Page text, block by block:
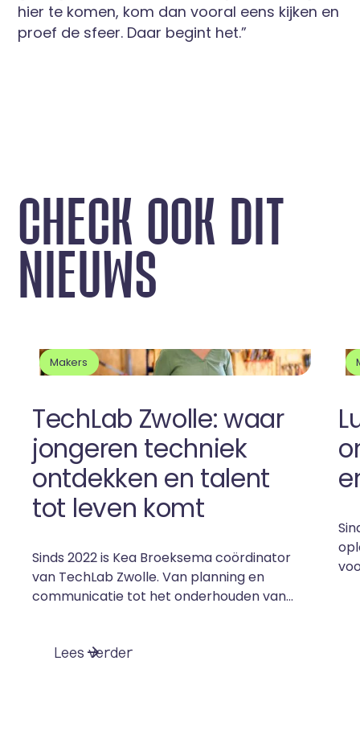
hier te komen, kom dan vooral eens kijken en
proef de sfeer. Daar begint het.”
CHECK OOK DIT
NIEUWS
Makers
TechLab Zwolle: waar
jongeren techniek
ontdekken en talent
tot leven komt
Sinds 2022 is Kea Broeksema coördinator
van TechLab Zwolle. Van planning en
communicatie tot het onderhouden van
organiseren alleen. Kea denkt ook actief
L ees verder